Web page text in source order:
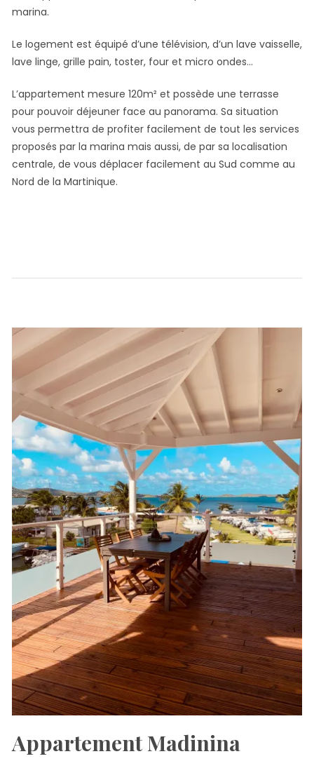
marina.
Le logement est équipé d’une télévision, d’un lave vaisselle,
lave linge, grille pain, toster, four et micro ondes…
L’appartement mesure 120m² et possède une terrasse
pour pouvoir déjeuner face au panorama. Sa situation
vous permettra de profiter facilement de tout les services
proposés par la marina mais aussi, de par sa localisation
centrale, de vous déplacer facilement au Sud comme au
Nord de la Martinique.
Appartement Madinina